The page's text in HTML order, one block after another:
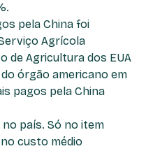
pela China foi
Agrícola
de Agricultura dos EUA
órgão americano em
pagos pela China
país. Só no item
custo médio